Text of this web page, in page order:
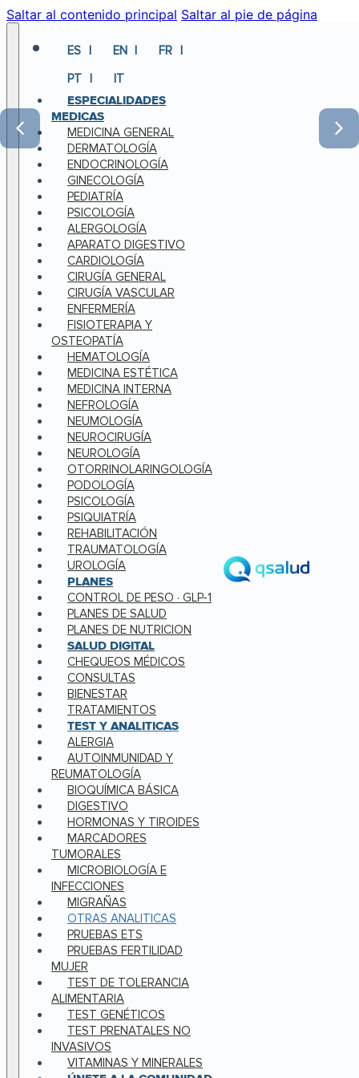
Saltar al contenido principal Saltar al pie de página
ES EN
FR
PT
IT
ESPECIALIDADES
MEDICAS
MEDICINA GENERAL
DERMATOLOGÍA
ENDOCRINOLOGÍA
GINECOLOGÍA
PEDIATRÍA
PSICOLOGÍA
ALERGOLOGÍA
APARATO DIGESTIVO
CARDIOLOGÍA
CIRUGÍA GENERAL
CIRUGÍA VASCULAR
ENFERMERÍA
FISIOTERAPIA Y
OSTEOPATÍA
HEMATOLOGÍA
MEDICINA ESTÉTICA
MEDICINA INTERNA
NEFROLOGÍA
NEUMOLOGÍA
NEUROCIRUGÍA
NEUROLOGÍA
OTORRINOLARINGOLOGÍA
PODOLOGÍA
PSICOLOGÍA
PSIQUIATRÍA
REHABILITACIÓN
TRAUMATOLOGÍA
UROLOGÍA
PLANES
CONTROL DE PESO · GLP-1
PLANES DE SALUD
PLANES DE NUTRICION
SALUD DIGITAL
CHEQUEOS MÉDICOS
CONSULTAS
BIENESTAR
TRATAMIENTOS
TEST Y ANALITICAS
ALERGIA
AUTOINMUNIDAD Y
REUMATOLOGÍA
BIOQUÍMICA BÁSICA
DIGESTIVO
HORMONAS Y TIROIDES
MARCADORES
TUMORALES
MICROBIOLOGÍA E
INFECCIONES
MIGRAÑAS
OTRAS ANALITICAS
PRUEBAS ETS
PRUEBAS FERTILIDAD
MUJER
TEST DE TOLERANCIA
ALIMENTARIA
TEST GENÉTICOS
TEST PRENATALES NO
INVASIVOS
VITAMINAS Y MINERALES